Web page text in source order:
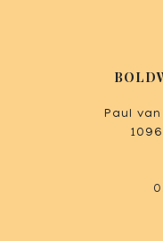
Paul